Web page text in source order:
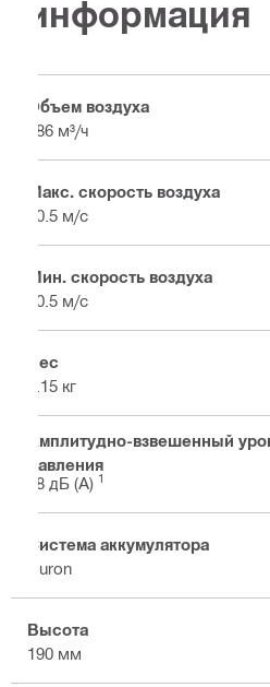
информация
Объем воздуха
186 м³/ч
Макс. скорость воздуха
80.5 м/с
Мин. скорость воздуха
50.5 м/с
Вес
1.15 кг
Амплитудно-взвешенный
давления
88 дБ (А) 1
Система аккумулятора
Nuron
Высота
190 мм